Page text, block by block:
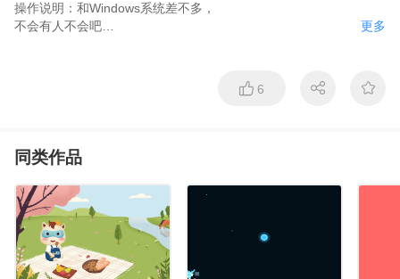
玩玩看吧！你也可以选择投稿
让更多人看见你的作品，
操作说明： 和Windows系统差不多，
不会有人不会吧
更多
6
同类作品